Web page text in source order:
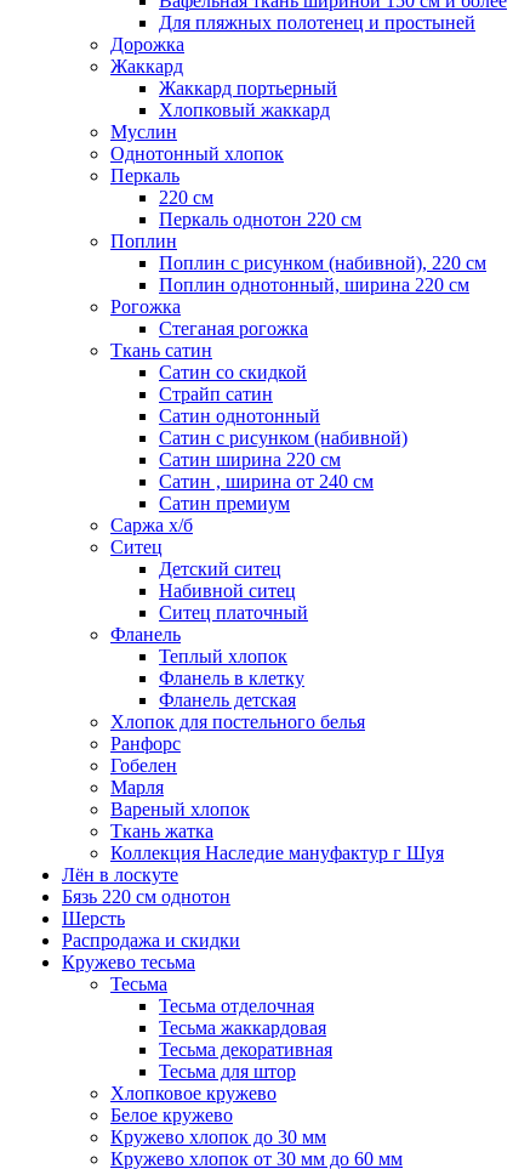
Для пляжных полотенец и простыней
Дорожка
Жаккард
Жаккард портьерный
Хлопковый жаккард
Муслин
Однотонный хлопок
Перкаль
220 см
Перкаль однотон 220 см
Поплин
Поплин с рисунком (набивной), 220 см
Поплин однотонный, ширина 220 см
Рогожка
Стеганая рогожка
Ткань сатин
Сатин со скидкой
Страйп сатин
Сатин однотонный
Сатин с рисунком (набивной)
Сатин ширина 220 см
Сатин , ширина от 240 см
Сатин премиум
Саржа х/б
Ситец
Детский ситец
Набивной ситец
Ситец платочный
Фланель
Теплый хлопок
Фланель в клетку
Фланель детская
Хлопок для постельного белья
Ранфорс
Гобелен
Марля
Вареный хлопок
Ткань жатка
Коллекция Наследие мануфактур г Шуя
Лён в лоскуте
Бязь 220 см однотон
Шерсть
Распродажа и скидки
Кружево тесьма
Тесьма
Тесьма отделочная
Тесьма жаккардовая
Тесьма декоративная
Тесьма для штор
Хлопковое кружево
Белое кружево
Кружево хлопок до 30 мм
Кружево хлопок от 30 мм до 60 мм